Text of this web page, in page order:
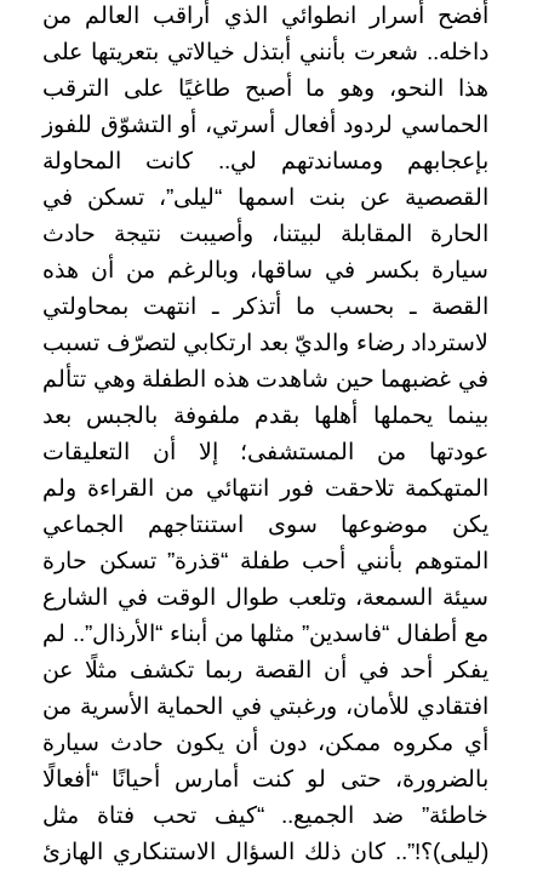
أفضح أسرار انطوائي الذي أراقب العالم من
داخله.. شعرت بأنني أبتذل خيالاتي بتعريتها على
هذا النحو، وهو ما أصبح طاغيًا على الترقب
الحماسي لردود أفعال أسرتي، أو التشوّق للفوز
بإعجابهم ومساندتهم لي.. كانت المحاولة
القصصية عن بنت اسمها “ليلى”، تسكن في
الحارة المقابلة لبيتنا، وأصيبت نتيجة حادث
سيارة بكسر في ساقها، وبالرغم من أن هذه
القصة ـ بحسب ما أتذكر ـ انتهت بمحاولتي
لاسترداد رضاء والديّ بعد ارتكابي لتصرّف تسبب
في غضبهما حين شاهدت هذه الطفلة وهي تتألم
بينما يحملها أهلها بقدم ملفوفة بالجبس بعد
عودتها من المستشفى؛ إلا أن التعليقات
المتهكمة تلاحقت فور انتهائي من القراءة ولم
يكن موضوعها سوى استنتاجهم الجماعي
المتوهم بأنني أحب طفلة “قذرة” تسكن حارة
سيئة السمعة، وتلعب طوال الوقت في الشارع
مع أطفال “فاسدين” مثلها من أبناء “الأرذال”.. لم
يفكر أحد في أن القصة ربما تكشف مثلًا عن
افتقادي للأمان، ورغبتي في الحماية الأسرية من
أي مكروه ممكن، دون أن يكون حادث سيارة
بالضرورة، حتى لو كنت أمارس أحيانًا “أفعالًا
خاطئة” ضد الجميع.. “كيف تحب فتاة مثل
(ليلى)؟!”.. كان ذلك السؤال الاستنكاري الهازئ